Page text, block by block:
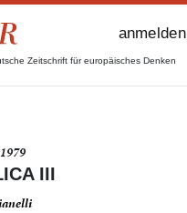
Zeitschrift für europäisches Denken
anmelden
III